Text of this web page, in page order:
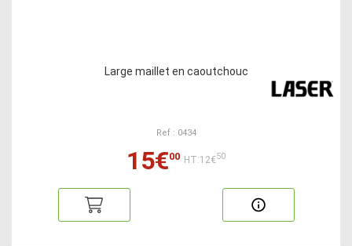
Large maillet en caoutchouc
Ref : 0434
15€00 HT:12€50